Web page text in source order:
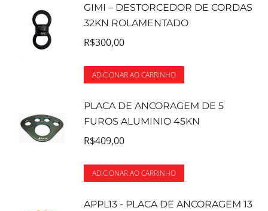
GIMI – DESTORCEDOR DE CORDAS
32KN ROLAMENTADO
R$300,00
ADICIONAR AO CARRINHO
PLACA DE ANCORAGEM DE 5
FUROS ALUMINIO 45KN
R$409,00
ADICIONAR AO CARRINHO
APPL13 - PLACA DE ANCORAGEM 13